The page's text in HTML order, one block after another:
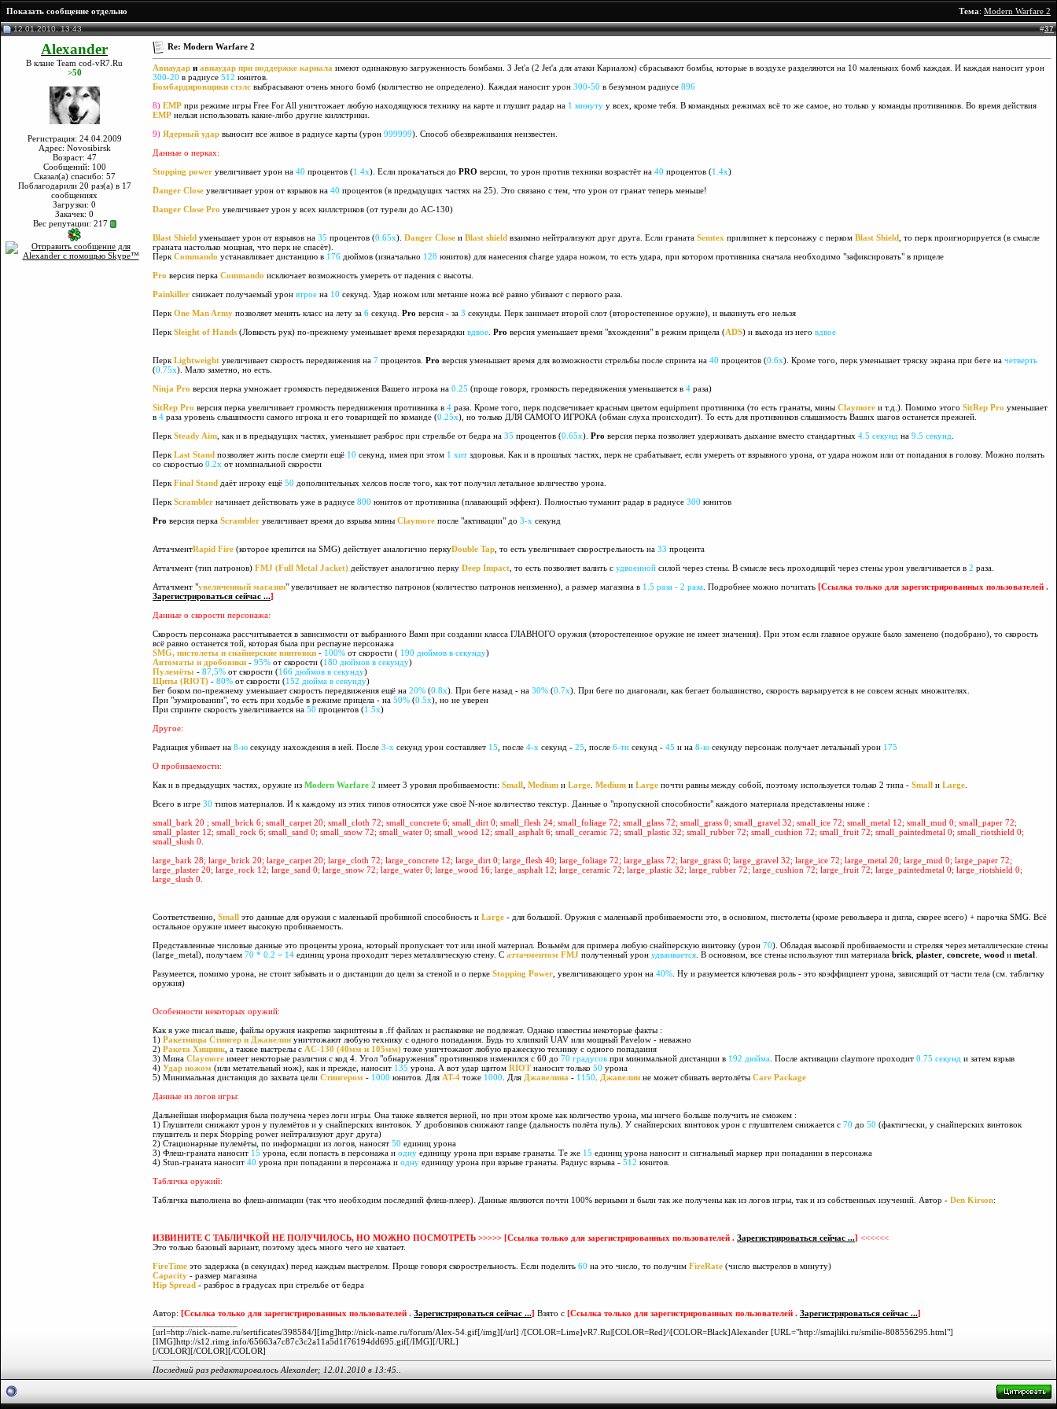
Тема: Modern Warfare 2
Показать сообщение отдельно
12.01.2010, 13:43 #37
Alexander
В клане Team cod-vR7.Ru
>50
Регистрация: 24.04.2009
Адрес: Novosibirsk
Возраст: 47
Сообщений: 100
Сказал(а) спасибо: 57
Поблагодарили 20 раз(а) в 17
сообщениях
Загрузки: 0
Закачек: 0
Вес репутации: 217
Re: Modern Warfare 2
Авиаудар и авиаудар при поддержке кариала имеют одинаковую загруженность бомбами. 3 Jet'a (2 Jet'a для атаки Кариалом) сбрасывают бомбы, которые в воздухе разделяются на 10 маленьких бомб каждая. И каждая наносит урон
300-20 в радиусе 512 юнитов.
Бомбардировщики стэлс выбрасывают очень много бомб (количество не определено). Каждая наносит урон 300-50 в безумном радиусе 896
8) EMP при режиме игры Free For All уничтожает любую находящуюся технику на карте и глушит радар на 1 минуту у всех, кроме тебя. В командных режимах всё то же самое, но только у команды противников. Во время действия
EMP нельзя использовать какие-либо другие киллстрики.
9) Ядерный удар выносит все живое в радиусе карты (урон 999999). Способ обезвреживания неизвестен.
Данные о перках:
Stopping power увеличивает урон на 40 процентов (1.4х). Если прокачаться до PRO версии, то урон против техники возрастёт на 40 процентов (1.4х)
Danger Close увеличивает урон от взрывов на 40 процентов (в предыдущих частях на 25). Это связано с тем, что урон от гранат теперь меньше!
Danger Close Pro увеличивает урон у всех киллстриков (от турели до AC-130)
Blast Shield уменьшает урон от взрывов на 35 процентов (0.65x). Danger Close и Blast shield взаимно нейтрализуют друг друга. Если граната Semtex прилипнет к персонажу с перком Blast Shield , то перк проигнорируется (в смысле
граната настолько мощная, что перк не спасёт).
Перк Commando устанавливает дистанцию в 176 дюймов (изначально 128 юнитов) для нанесения charge удара ножом, то есть удара, при котором противника сначала необходимо "зафиксировать" в прицеле
Pro версия перка Commando исключает возможность умереть от падения с высоты.
Painkiller снижает получаемый урон втрое на 10 секунд. Удар ножом или метание ножа всё равно убивают с первого раза.
Перк One Man Army позволяет менять класс на лету за 6 секунд. Pro версия - за 3 секунды. Перк занимает второй слот (второстепенное оружие), и выкинуть его нельзя
Перк Sleight of Hands (Ловкость рук) по-прежнему уменьшает время перезарядки вдвое Pro версия уменьшает время "вхождения" в режим прицела (ADS) и выхода из него вдвое
Перк Lightweight увеличивает скорость передвижения на 7 процентов. Pro версия уменьшает время для возможности стрельбы после спринта на 40 процентов (0.6х). Кроме того, перк уменьшает тряску экрана при беге на четверть
(0.75x). Мало заметно, но есть.
Ninja Pro версия перка умножает громкость передвижения Вашего игрока на 0.25 (проще говоря, громкость передвижения уменьшается в 4 раза)
SitRep Pro версия перка увеличивает громкость передвижения противника в 4 раза. Кроме того, перк подсвечивает красным цветом equipment противника (то есть гранаты, мины Claymore и т.д.). Помимо этого SitRep Pro уменьшает
в 4 раза уровень слышимости самого игрока и его товарищей по команде (0.25х), но только ДЛЯ САМОГО ИГРОКА (обман слуха происходит). То есть для противников слышимость Ваших шагов останется прежней.
Перк Steady Aim , как и в предыдущих частях, уменьшает разброс при стрельбе от бедра на 35 процентов (0.65х). Pro версия перка позволяет удерживать дыхание вместо стандартных 4.5 секунд на 9.5 секунд
Перк Last Stand позволяет жить после смерти ещё 10 секунд, имея при этом 1 хит здоровья. Как и в прошлых частях, перк не срабатывает, если умереть от взрывного урона, от удара ножом или от попадания в голову. Можно ползать
со скоростью 0.2х от номинальной скорости
Перк Final Stand даёт игроку ещё 50 дополнительных хелсов после того, как тот получил летальное количество урона.
Перк Scrambler начинает действовать уже в радиусе 800 юнитов от противника (плавающий эффект). Полностью туманит радар в радиусе 300 юнитов
Pro версия перка Scrambler увеличивает время до взрыва мины Claymore после "активации" до 3-х секунд
АттачментRapid Fire (которое крепится на SMG) действует аналогично перкуDouble Tap , то есть увеличивает скорострельность на 33 процента
Аттачмент (тип патронов) FMJ (Full Metal Jacket) действует аналогично перку Deep Impact , то есть позволяет валить с удвоенной силой через стены. В смысле весь проходящий через стены урон увеличивается в 2 раза.
Аттачмент "увеличенный магазин" увеличивает не количество патронов (количество патронов неизменно), а размер магазина в 1.5 раза - 2 раза . Подробнее можно почитать [Ссылка только для зарегистрированных пользователей .
Зарегистрироваться сейчас ...]
Данные о скорости персонажа:
Скорость персонажа рассчитывается в зависимости от выбранного Вами при создании класса ГЛАВНОГО оружия (второстепенное оружие не имеет значения). При этом если главное оружие было заменено (подобрано), то скорость
всё равно останется той, которая была при респауне персонажа
SMG, пистолеты и снайперские винтовки - 100% от скорости ( 190 дюймов в секунду)
Автоматы и дробовики - 95% от скорости (180 дюймов в секунду)
Пулемёты - 87,5% от скорости (166 дюймов в секунду)
Щиты (RIOT) - 80% от скорости (152 дюйма в секунду)
Бег боком по-прежнему уменьшает скорость передвижения ещё на 20% (0.8х). При беге назад - на 30% (0.7х). При беге по диагонали, как бегает большинство, скорость варьируется в не совсем ясных множителях.
При "зумировании", то есть при ходьбе в режиме прицела - на 50% (0.5х), но не уверен
При спринте скорость увеличивается на 50 процентов (1.5х)
Другое:
Радиация убивает на 8-ю секунду нахождения в ней. После 3-х секунд урон составляет 15 , после 4-х секунд - 25 , после 6-ти секунд - 45 и на 8-ю секунду персонаж получает летальный урон 175
О пробиваемости:
Как и в предыдущих частях, оружие из Modern Warfare 2 имеет 3 уровня пробиваемости: Small Medium и Large Medium и Large почти равны между собой, поэтому используется только 2 типа - Small и Large
Всего в игре 30 типов материалов. И к каждому из этих типов относятся уже своё N-ное количество текстур. Данные о "пропускной способности" каждого материала представлены ниже :
small_bark 20 ; small_brick 6; small_carpet 20; small_cloth 72; small_concrete 6; small_dirt 0; small_flesh 24; small_foliage 72; small_glass 72; small_grass 0; small_gravel 32; small_ice 72; small_metal 12; small_mud 0; small_paper 72;
small_plaster 12; small_rock 6; small_sand 0; small_snow 72; small_water 0; small_wood 12; small_asphalt 6; small_ceramic 72; small_plastic 32; small_rubber 72; small_cushion 72; small_fruit 72; small_paintedmetal 0; small_riotshield 0;
small_slush 0
large_bark 28; large_brick 20; large_carpet 20; large_cloth 72; large_concrete 12; large_dirt 0; large_flesh 40; large_foliage 72; large_glass 72; large_grass 0; large_gravel 32; large_ice 72; large_metal 20; large_mud 0; large_paper 72;
large_plaster 20; large_rock 12; large_sand 0; large_snow 72; large_water 0; large_wood 16; large_asphalt 12; large_ceramic 72; large_plastic 32; large_rubber 72; large_cushion 72; large_fruit 72; large_paintedmetal 0; large_riotshield 0;
large_slush 0
Соответственно, Small это данные для оружия с маленькой пробивной способность и Large - для большой. Оружия с маленькой пробиваемости это, в основном, пистолеты (кроме револьвера и дигла, скорее всего) + парочка SMG. Всё
остальное оружие имеет высокую пробиваемость.
Представленные числовые данные это проценты урона, который пропускает тот или иной материал. Возьмём для примера любую снайперскую винтовку (урон 70). Обладая высокой пробиваемости и стреляя через металлические стены
(large_metal), получаем 70 * 0.2 = 14 единиц урона проходит через металлическую стену. С аттачментом FMJ полученный урон удваивается . В основном, все стены используют тип материала brick plaster concrete wood и metal
Разумеется, помимо урона, не стоит забывать и о дистанции до цели за стеной и о перке Stopping Power , увеличивающего урон на 40% . Ну и разумеется ключевая роль - это коэффициент урона, зависящий от части тела (см. табличку
оружия)
Особенности некоторых оружий:
Как я уже писал выше, файлы оружия накрепко закриптены в .ff файлах и распаковке не подлежат. Однако известны некоторые факты :
1) Ракетницы Стингер и Джавелин уничтожают любую технику с одного попадания. Будь то хлипкий UAV или мощный Pavelow - неважно
2) Ракета Хищник , а также выстрелы с AC-130 (40мм и 105мм) тоже уничтожают любую вражескую технику с одного попадания
3) Мина Claymore имеет некоторые различия с код 4. Угол "обнаружения" противников изменился с 60 до 70 градусов при минимальной дистанции в 192 дюйма . После активации claymore проходит 0.75 секунд и затем взрыв
4) Удар ножом (или метательный нож), как и прежде, наносит 135 урона. А вот удар щитом RIOTнаносит только 50 урона
5) Минимальная дистанция до захвата цели Стингером - 1000 юнитов. Для AT-4 тоже 1000 . Для Джавелина - 1150 Джавелин не может сбивать вертолёты Care Package
Данные из логов игры:
Дальнейшая информация была получена через логи игры. Она также является верной, но при этом кроме как количество урона, мы ничего больше получить не сможем :
1) Глушители снижают урон у пулемётов и у снайперских винтовок. У дробовиков снижают range (дальность полёта пуль). У снайперских винтовок урон с глушителем снижается с 70 до 50 (фактически, у снайперских винтовок
глушитель и перк Stopping power нейтрализуют друг друга)
2) Стационарные пулемёты, по информации из логов, наносят 50 единиц урона
3) Флеш-граната наносит 15 урона, если попасть в персонажа и одну единицу урона при взрыве гранаты. Те же 15 единиц урона наносит и сигнальный маркер при попадании в персонажа
4) Stun-граната наносит 40 урона при попадании в персонажа и одну единицу урона при взрыве гранаты. Радиус взрыва - 512 юнитов.
Табличка оружий:
Табличка выполнена во флеш-анимации (так что необходим последний флеш-плеер). Данные являются почти 100% верными и были так же получены как из логов игры, так и из собственных изучений. Автор - Den Kirson:
ИЗВИНИТЕ С ТАБЛИЧКОЙ НЕ ПОЛУЧИЛОСЬ, НО МОЖНО ПОСМОТРЕТЬ >>>>> [Ссылка только для зарегистрированных пользователей . Зарегистрироваться сейчас ...] <<<<<<
Это только базовый вариант, поэтому здесь много чего не хватает.
FireTime это задержка (в секундах) перед каждым выстрелом. Проще говоря скорострельность. Если поделить 60 на это число, то получим FireRate (число выстрелов в минуту)
Capacity - размер магазина
Hip Spread - разброс в градусах при стрельбе от бедра
Автор: [Ссылка только для зарегистрированных пользователей . Зарегистрироваться сейчас ...] Взято с [Ссылка только для зарегистрированных пользователей . Зарегистрироваться сейчас ...]
[url=http://nick-name.ru/sertificates/398584/][img]http://nick-name.ru/forum/Alex-54.gif[/img][/url] /[COLOR=Lime]vR7.Ru|[COLOR=Red]^[COLOR=Black]Alexander [URL="http://smajliki.ru/smilie-808556295.html"]
[IMG]http://s12.rimg.info/65663a7c87c3c2a11a5d1f76194dd695.gif[/IMG][/URL]
[/COLOR][/COLOR][/COLOR]
Последний раз редактировалось Alexander; 12.01.2010 в 13:45